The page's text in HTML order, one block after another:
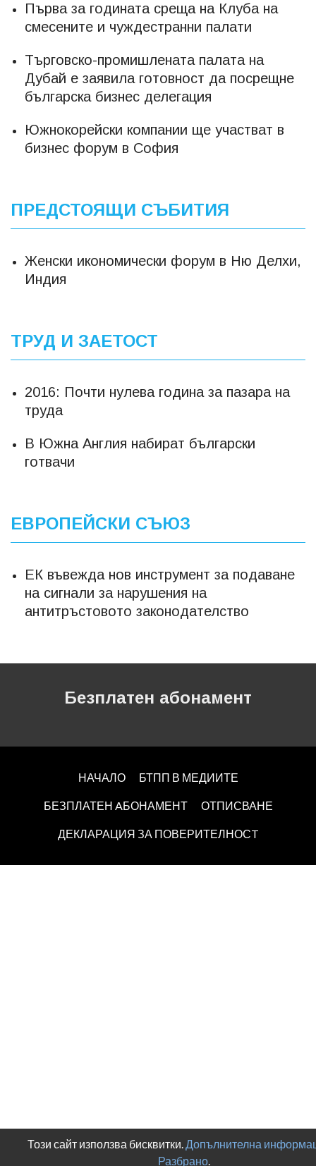
Първа за годината среща на Клуба на
смесените и чуждестранни палати
Търговско-промишлената палата на
Дубай е заявила готовност да посрещне
българска бизнес делегация
Южнокорейски компании ще участват в
бизнес форум в София
ПРЕДСТОЯЩИ СЪБИТИЯ
Женски икономически форум в Ню Делхи,
Индия
ТРУД И ЗАЕТОСТ
2016: Почти нулева година за пазара на
труда
В Южна Англия набират български
готвачи
ЕВРОПЕЙСКИ СЪЮЗ
ЕК въвежда нов инструмент за подаване
на сигнали за нарушения на
антитръстовото законодателство
Безплатен абонамент
НАЧАЛО БТПП В МЕДИИТЕ
БЕЗПЛАТЕН AБОНАМЕНТ ОТПИСВАНЕ
ДЕКЛАРАЦИЯ ЗА ПОВЕРИТЕЛНОСT
Този сайт използва бисквитки.Допълнителна
Разбрано.